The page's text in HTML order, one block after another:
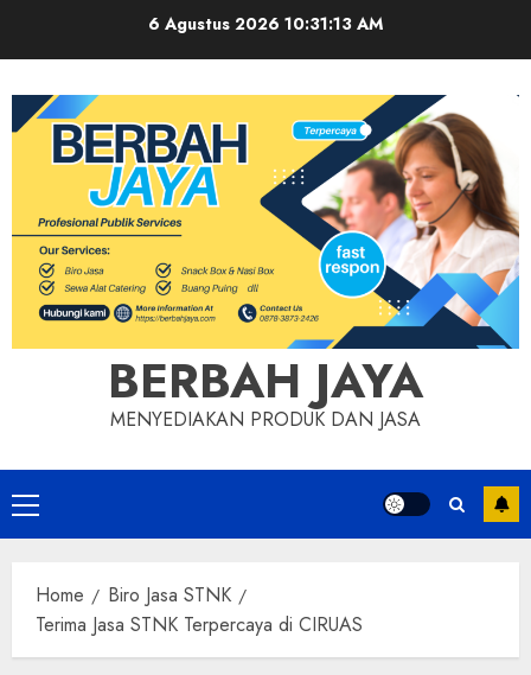
6 Agustus 2026 10:31:13 AM
BERBAH JAYA
MENYEDIAKAN PRODUK DAN JASA
Primary
Menu
Home
Biro Jasa STNK
Terima Jasa STNK Terpercaya di CIRUAS